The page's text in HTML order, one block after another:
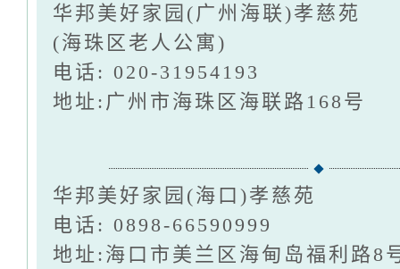
华邦美好家园(广州海联)孝慈苑
(海珠区老人公寓)
电话: 020-31954193
地址:广州市海珠区海联路168号
华邦美好家园(海口)孝慈苑
电话: 0898-66590999
地址:海口市美兰区海甸岛福利路8